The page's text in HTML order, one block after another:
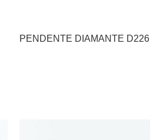
PENDENTE DIAMANTE D226